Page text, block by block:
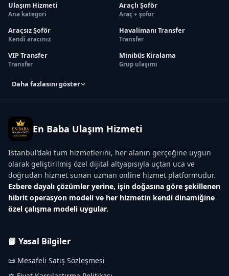
Ulaşım Hizmeti
Ana kategori
Araçlı Şoför
Araç + şoför
Araçsız Şoför
Kendi aracınız
Havalimanı Transfer
Transfer
VIP Transfer
Transfer
Minibüs Kiralama
Grup ulaşımı
Daha fazlasını göster
En Baba Ulaşım Hizmeti
İstanbul’daki tüm hizmetlerini, her alanın gerçeğine uygun
olarak geliştirilmiş özel dijital altyapısıyla uçtan uca ve
doğrudan hizmet sunan uzman online hizmet platformudur.
Ezbere dayalı çözümler yerine, işin doğasına göre şekillenen
hibrit operasyon modeli ve her hizmetin kendi dinamiğine
özel çalışma modeli uygular.
📘 Yasal Bilgiler
📜 Mesafeli Satış Sözleşmesi